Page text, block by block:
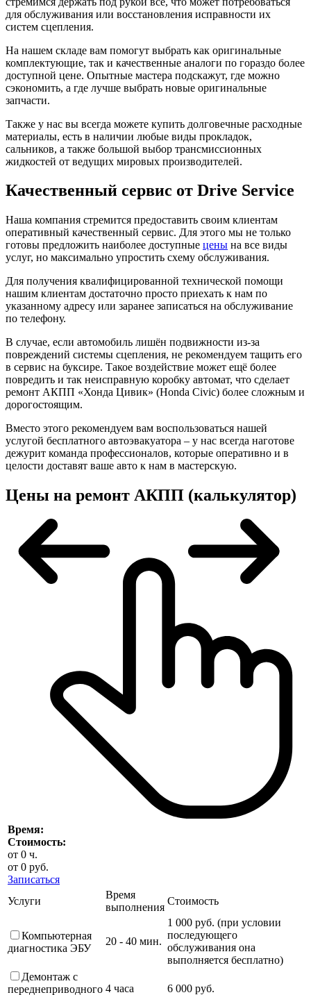
для обслуживания или восстановления исправности их
систем сцепления.
На нашем складе вам помогут выбрать как оригинальные
комплектующие, так и качественные аналоги по гораздо более
доступной цене. Опытные мастера подскажут, где можно
сэкономить, а где лучше выбрать новые оригинальные
запчасти.
Также у нас вы всегда можете купить долговечные расходные
материалы, есть в наличии любые виды прокладок,
сальников, а также большой выбор трансмиссионных
жидкостей от ведущих мировых производителей.
Качественный сервис от Drive Service
Наша компания стремится предоставить своим клиентам
оперативный качественный сервис. Для этого мы не только
готовы предложить наиболее доступные цены на все виды
услуг, но максимально упростить схему обслуживания.
Для получения квалифицированной технической помощи
нашим клиентам достаточно просто приехать к нам по
указанному адресу или заранее записаться на обслуживание
по телефону.
В случае, если автомобиль лишён подвижности из-за
повреждений системы сцепления, не рекомендуем тащить его
в сервис на буксире. Такое воздействие может ещё более
повредить и так неисправную коробку автомат, что сделает
ремонт АКПП «Хонда Цивик» (Honda Civic) более сложным и
дорогостоящим.
Вместо этого рекомендуем вам воспользоваться нашей
услугой бесплатного автоэвакуатора – у нас всегда наготове
дежурит команда профессионалов, которые оперативно и в
целости доставят ваше авто к нам в мастерскую.
Цены на ремонт АКПП (калькулятор)
Время:
Стоимость:
от 0 ч.
от 0 руб.
Записаться
Услуги
Время
выполнения
Стоимость
Компьютерная
диагностика ЭБУ
20 - 40 мин.
1 000 руб. (при условии
последующего
обслуживания она
выполняется бесплатно)
Демонтаж с
переднеприводного 4 часа 6 000 руб.